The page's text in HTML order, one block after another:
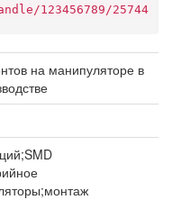
123456789/25744
на манипуляторе в